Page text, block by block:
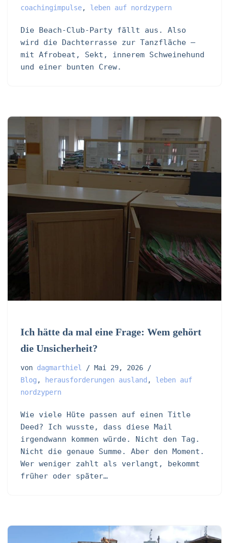
coachingimpulse, leben auf nordzypern
Die Beach-Club-Party fällt aus. Also
wird die Dachterrasse zur Tanzfläche –
mit Afrobeat, Sekt, innerem Schweinehund
und einer bunten Crew.
Ich hätte da mal eine Frage: Wem gehört
die Unsicherheit?
von dagmarthiel
Mai 29, 2026
Blog , herausforderungen ausland , leben auf
nordzypern
Wie viele Hüte passen auf einen Title
Deed? Ich wusste, dass diese Mail
irgendwann kommen würde. Nicht den Tag.
Nicht die genaue Summe. Aber den Moment.
Wer weniger zahlt als verlangt, bekommt
früher oder später…